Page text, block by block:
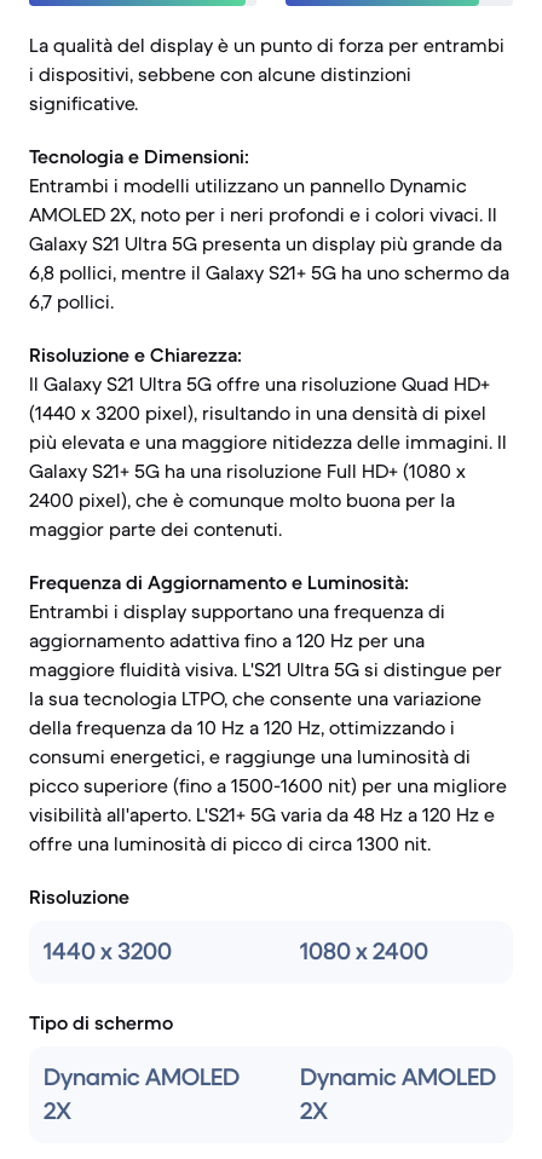
La qualità del display è un punto di forza per entrambi
i dispositivi, sebbene con alcune distinzioni
significative.
Tecnologia e Dimensioni:
Entrambi i modelli utilizzano un pannello Dynamic
AMOLED 2X, noto per i neri profondi e i colori vivaci. Il
Galaxy S21 Ultra 5G presenta un display più grande da
6,8 pollici, mentre il Galaxy S21+ 5G ha uno schermo da
6,7 pollici.
Risoluzione e Chiarezza:
Il Galaxy S21 Ultra 5G offre una risoluzione Quad HD+
(1440 x 3200 pixel), risultando in una densità di pixel
più elevata e una maggiore nitidezza delle immagini. Il
Galaxy S21+ 5G ha una risoluzione Full HD+ (1080 x
2400 pixel), che è comunque molto buona per la
maggior parte dei contenuti.
Frequenza di Aggiornamento e Luminosità:
Entrambi i display supportano una frequenza di
aggiornamento adattiva fino a 120 Hz per una
maggiore fluidità visiva. L'S21 Ultra 5G si distingue per
la sua tecnologia LTPO, che consente una variazione
della frequenza da 10 Hz a 120 Hz, ottimizzando i
consumi energetici, e raggiunge una luminosità di
picco superiore (fino a 1500-1600 nit) per una migliore
visibilità all'aperto. L'S21+ 5G varia da 48 Hz a 120 Hz e
offre una luminosità di picco di circa 1300 nit.
Risoluzione
1440 x 3200 1080 x 2400
Tipo di schermo
Dynamic AMOLED
2X
Dynamic AMOLED
2X